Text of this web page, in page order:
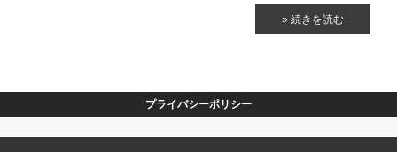
» 続きを読む
プライバシーポリシー